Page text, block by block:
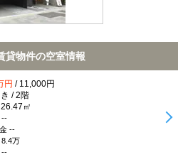
貸物件の空室情報
円 / 11,000円
/ 2階
㎡
--
--
万
--